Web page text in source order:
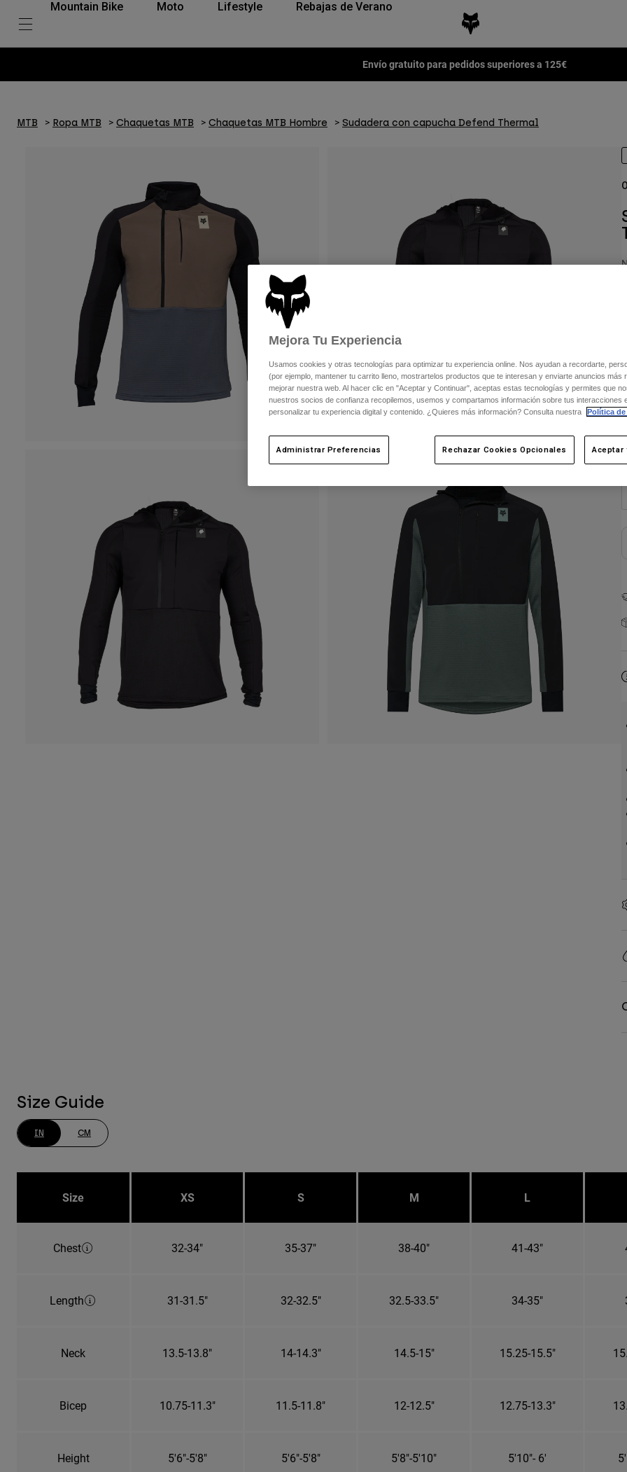
Mountain Bike Moto Lifestyle Rebajas de Verano
Envío gratuito para pedidos superiores a 125€
MTB Ropa MTB Chaquetas MTB Chaquetas MTB Hombre Sudadera con capucha Defend Thermal
Size Guide
IN CM
Size XS S M L
Chest 32-34" 35-37" 38-40" 41-43"
Length 31-31.5" 32-32.5" 32.5-33.5" 34-35"
Neck 13.5-13.8" 14-14.3" 14.5-15" 15.25-15.5"
Bicep 10.75-11.3" 11.5-11.8" 12-12.5" 12.75-13.3"
Height 5'6"-5'8" 5'6"-5'8" 5'8"-5'10" 5'10"- 6'
Mejora Tu Experiencia
Usamos cookies y otras tecnologías para optimizar tu experiencia online. Nos ayudan a recordarte,
(por ejemplo, mantener tu carrito lleno, mostrartelos productos que te interesan y enviarte anuncios más
mejorar nuestra web. Al hacer clic en "Aceptar y Continuar", aceptas estas tecnologías y permites que
nuestros socios de confianza recopilemos, usemos y compartamos información sobre tus interacciones
personalizar tu experiencia digital y contenido. ¿Quieres más información? Consulta nuestra
Política
Administrar Preferencias Rechazar Cookies Opcionales Aceptar